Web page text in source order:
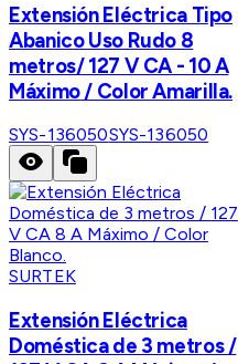
Extensión Eléctrica Tipo
Abanico Uso Rudo 8
metros/ 127 V CA - 10 A
Máximo / Color Amarilla.
SYS-136050SYS-136050
SURTEK
Extensión Eléctrica
Doméstica de 3 metros /